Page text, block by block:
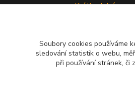
Krátkodobé
Soubory cookies používáme
sledování statistik o webu,
při používání stránek, či